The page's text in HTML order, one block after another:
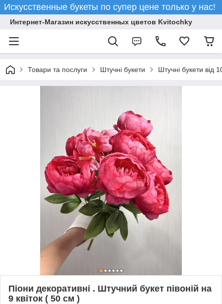
Искусственные букеты по супер цене только у нас!
Интернет-Магазин искусственных цветов Kvitochky
Товари та послуги Штучні букети Штучні букети від
Піони декоративні . Штучний букет півоній на
9 квіток ( 50 см )